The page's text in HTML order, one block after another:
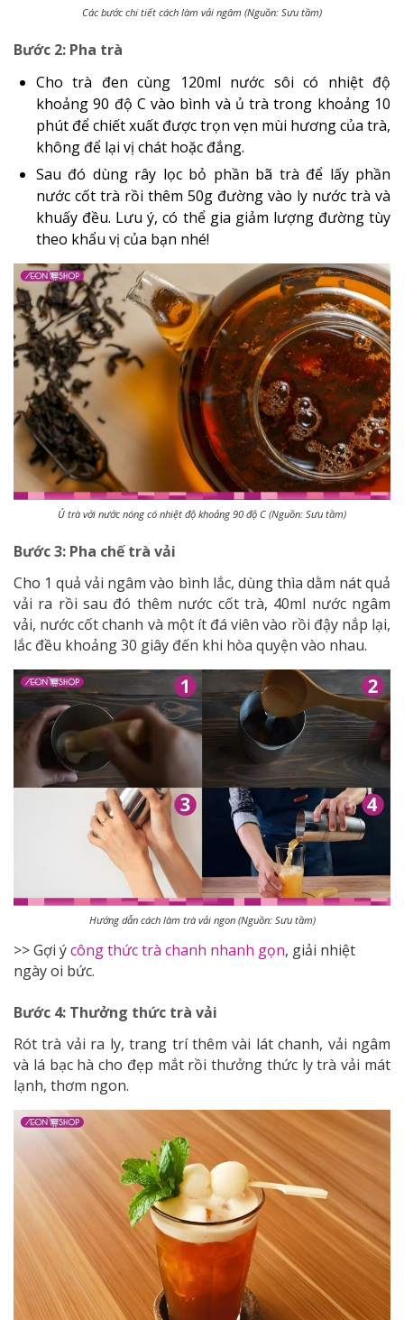
Các bước chi tiết cách làm vải ngâm (Nguồn: Sưu tầm)
Bước 2: Pha trà
Cho trà đen cùng 120ml nước sôi có nhiệt độ
khoảng 90 độ C vào bình và ủ trà trong khoảng 10
phút để chiết xuất được trọn vẹn mùi hương của trà,
không để lại vị chát hoặc đắng.
Sau đó dùng rây lọc bỏ phần bã trà để lấy phần
nước cốt trà rồi thêm 50g đường vào ly nước trà và
khuấy đều. Lưu ý, có thể gia giảm lượng đường tùy
theo khẩu vị của bạn nhé!
Ủ trà với nước nóng có nhiệt độ khoảng 90 độ C (Nguồn: Sưu tầm)
Bước 3: Pha chế trà vải
Cho 1 quả vải ngâm vào bình lắc, dùng thìa dằm nát quả
vải ra rồi sau đó thêm nước cốt trà, 40ml nước ngâm
vải, nước cốt chanh và một ít đá viên vào rồi đậy nắp lại,
lắc đều khoảng 30 giây đến khi hòa quyện vào nhau.
Hướng dẫn cách làm trà vải ngon (Nguồn: Sưu tầm)
>> Gợi ýcông thức trà chanh nhanh gọn, giải nhiệt
ngày oi bức.
Bước 4: Thưởng thức trà vải
Rót trà vải ra ly, trang trí thêm vài lát chanh, vải ngâm
và lá bạc hà cho đẹp mắt rồi thưởng thức ly trà vải mát
lạnh, thơm ngon.